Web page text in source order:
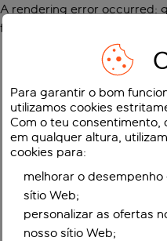
A rendering error occurred:
function
Para garantir o bom
utilizamos cookies
Com o teu
em qualquer altura,
cookies para:
melhorar o
sítio Web;
personalizar as ofertas
nosso sítio Web;